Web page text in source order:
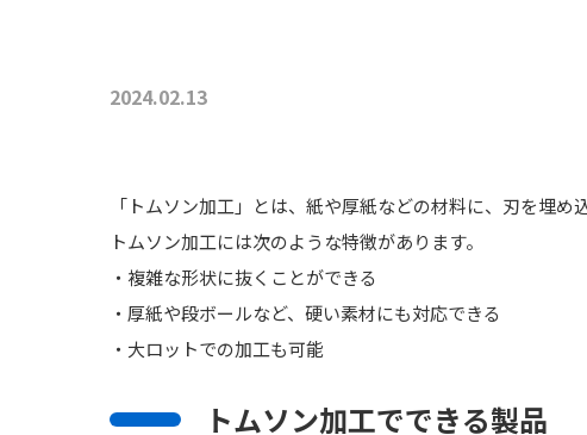
2024.02.13
「トムソン加工」とは、紙や厚紙などの材料に、刃を埋
トムソン加工には次のような特徴があります。
・複雑な形状に抜くことができる
・厚紙や段ボールなど、硬い素材にも対応できる
・大ロットでの加工も可能
トムソン加工でできる製品